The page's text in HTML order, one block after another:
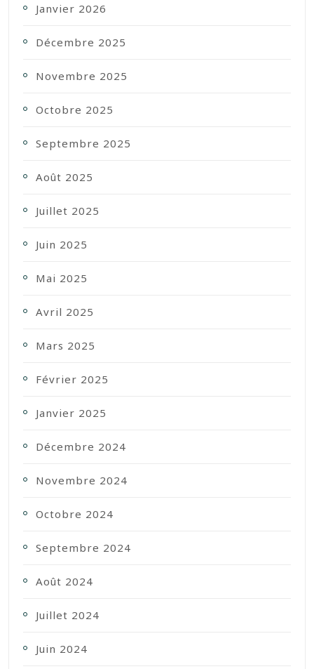
Janvier 2026
Décembre 2025
Novembre 2025
Octobre 2025
Septembre 2025
Août 2025
Juillet 2025
Juin 2025
Mai 2025
Avril 2025
Mars 2025
Février 2025
Janvier 2025
Décembre 2024
Novembre 2024
Octobre 2024
Septembre 2024
Août 2024
Juillet 2024
Juin 2024